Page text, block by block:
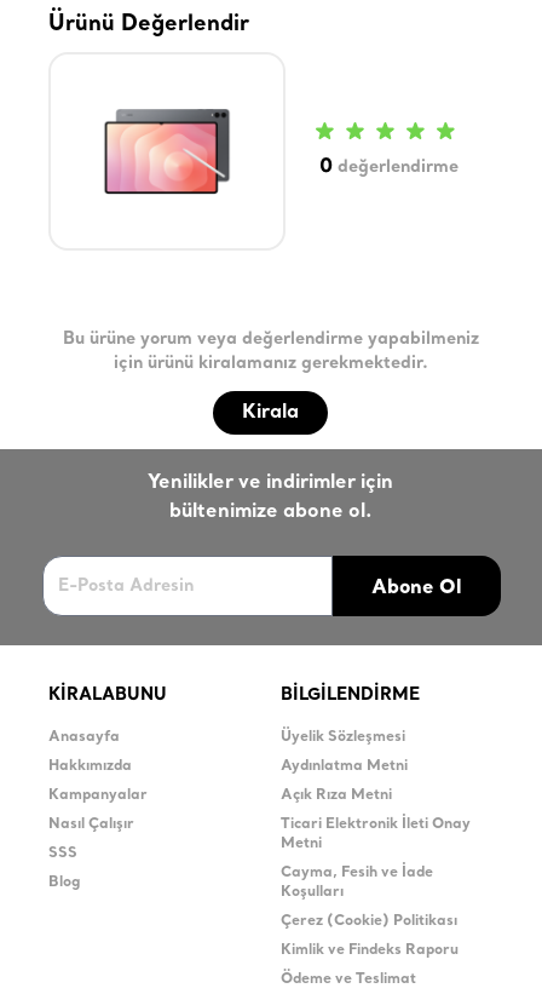
Ürünü Değerlendir
0 değerlendirme
Bu ürüne yorum veya değerlendirme yapabilmeniz
için ürünü kiralamanız gerekmektedir.
Kirala
Yenilikler ve indirimler için
bültenimize abone ol.
Abone Ol
KİRALABUNU
Anasayfa
Hakkımızda
Kampanyalar
Nasıl Çalışır
SSS
Blog
BİLGİLENDİRME
Üyelik Sözleşmesi
Aydınlatma Metni
Açık Rıza Metni
Ticari Elektronik İleti Onay
Metni
Cayma, Fesih ve İade
Koşulları
Çerez (Cookie) Politikası
Kimlik ve Findeks Raporu
Ödeme ve Teslimat